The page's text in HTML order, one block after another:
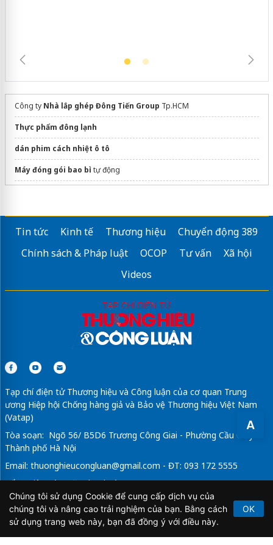
A
Công ty Nhà lắp ghép Đông Tiến Group Tp.HCM
Thực phẩm đông lạnh
dán phim cách nhiệt ô tô
Máy đóng gói bao bìtự động
Tin tức Kinh tế Thương hiệu
Chuyển động 389
Chính sách & Pháp luật
OCOP Tư vấn
Xã hội
Videos
Tạp chí điện tử Thương hiệu và Công luận của cơ quan Trung
ương Hiệp hội Chống hàng giả và Bảo vệ Thương hiệu Việt Nam
(Vatap)
Tòa soạn: Ngõ 56/ B5D6 Trương Công Giai - Phường Cầu Giấy -
Thành phố Hà Nội
Email: thuonghieucongluan@gmail.com - ĐT: 093 172 5555
Tổng Biên Tập: Vũ Đức Thuận
Giấy phép hoạt động báo chí điện tử số 64/GP-BTTTT do Bộ
Thông tin và Truyền thông cấp ngày 21/2/2020.
Chúng tôi sử dụng Cookie để cung cấp dịch vụ của
chúng tôi và nâng cao trải nghiệm của bạn. Bằng cách
sử dụng trang web này, bạn đã đồng ý với điều này.
OK